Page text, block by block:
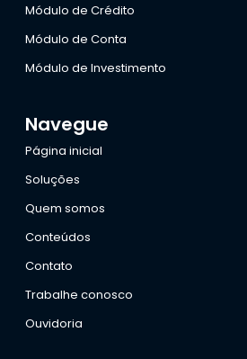
Módulo de Crédito
Módulo de Conta
Módulo de Investimento
Navegue
Página inicial
Soluções
Quem somos
Conteúdos
Contato
Trabalhe conosco
Ouvidoria